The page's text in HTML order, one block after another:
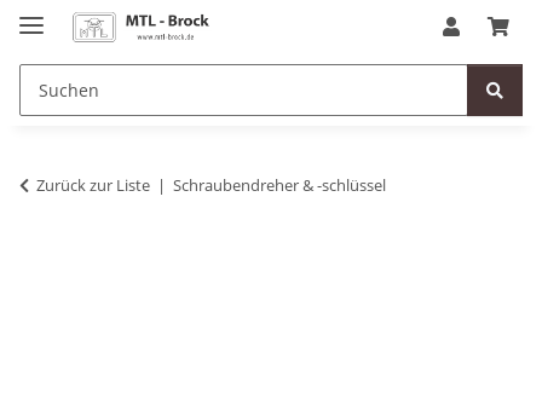
Zurück zur Liste Schraubendreher & -schlüssel